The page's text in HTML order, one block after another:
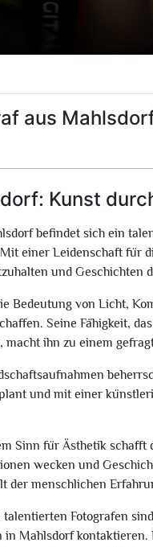
aus
Kunst
befindet sich ein
einer Leidenschaft für
und Geschichten
Bedeutung von Licht,
Seine Fähigkeit,
macht ihn zu einem
und mit einer
Sinn für Ästhetik
wecken und
der menschlichen
Fotografen
in Mahlsdorf